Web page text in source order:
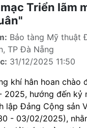
Triển lãm
Bảo tàng Mỹ thuật
TP Đà Nẵng
31/12/2025 11:50
khí hân hoan chào
2025, hướng đến kỷ
lập Đảng Cộng sản
- 03/02/2025),